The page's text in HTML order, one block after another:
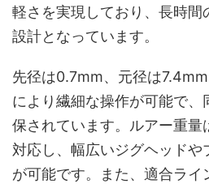
軽さを実現しており、長時間
設計となっています。
先径は0.7mm、元径は
により繊細な操作が可能で、
保されています。ルアー重
対応し、幅広いジグヘッドや
が可能です。また、適合ライ